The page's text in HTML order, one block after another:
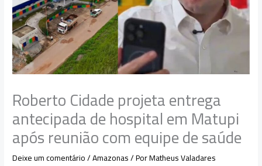
Roberto Cidade projeta entrega
antecipada de hospital em Matupi
após reunião com equipe de saúde
Deixe um comentário/Amazonas/ PorMatheus Valadares